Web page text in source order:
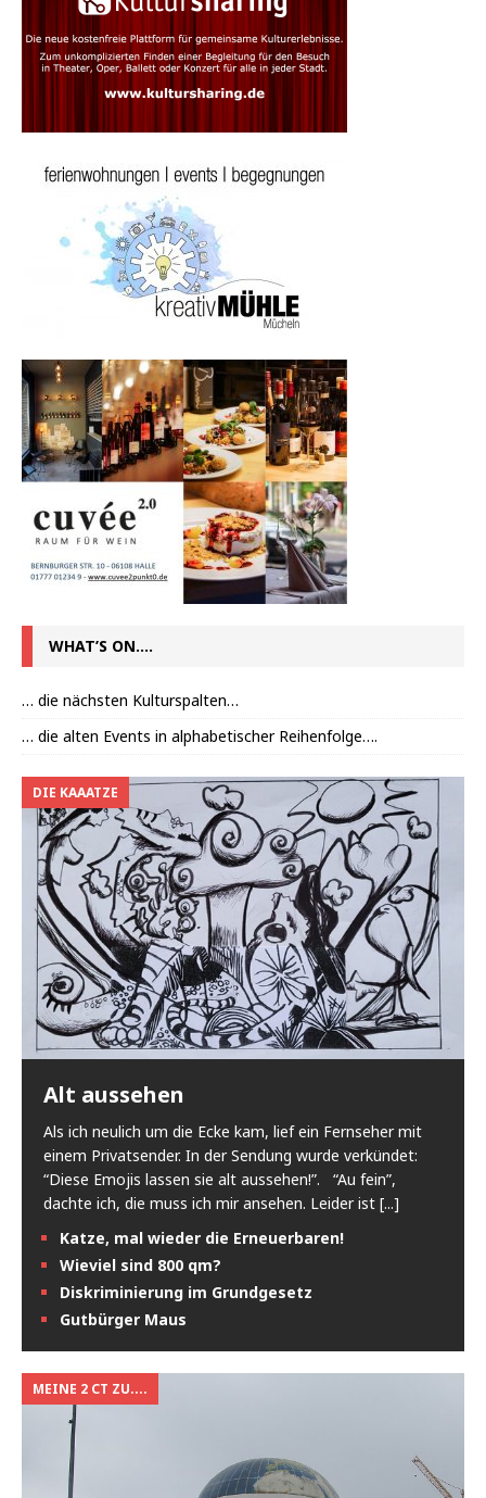
WHAT’S ON….
… die nächsten Kulturspalten…
… die alten Events in alphabetischer Reihenfolge….
DIE KAAATZE
Alt aussehen
Als ich neulich um die Ecke kam, lief ein Fernseher mit
einem Privatsender. In der Sendung wurde verkündet:
“Diese Emojis lassen sie alt aussehen!”. “Au fein”,
dachte ich, die muss ich mir ansehen. Leider ist [...]
Katze, mal wieder die Erneuerbaren!
Wieviel sind 800 qm?
Diskriminierung im Grundgesetz
Gutbürger Maus
MEINE 2 CT ZU....